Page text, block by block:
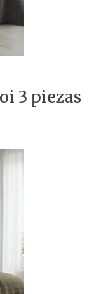
3 piezas